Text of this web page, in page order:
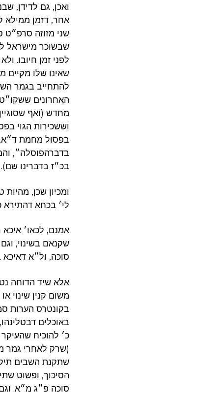
ואכן, גם לדידן,
אחר, דזמן ממילא
שני מזוזה
שבשוכר מישראל
לפני זמן חיובו.
שאינו שלו מקיים
להתחייב בגמר
האחרונים
מחדש (ואף
וששכירות הגוי
בפסול מחמת
בדברהפוסלה״,
בכ״ז בדברינו
ומכיון שכן,
לי׳ בכחא דהתירא
אמנם, לכאו׳
שקנאם בשינוי,
סוכה, ול״א
אלא שיד הדוחה
משום קנין שינוי
בקונטרס הערות
באוכלים
כ׳ להוכיח
(שרק לאחרי גמר
שתקנת השבים
הסיכוך, ופשוט
סוכה פ״ג מ״א.